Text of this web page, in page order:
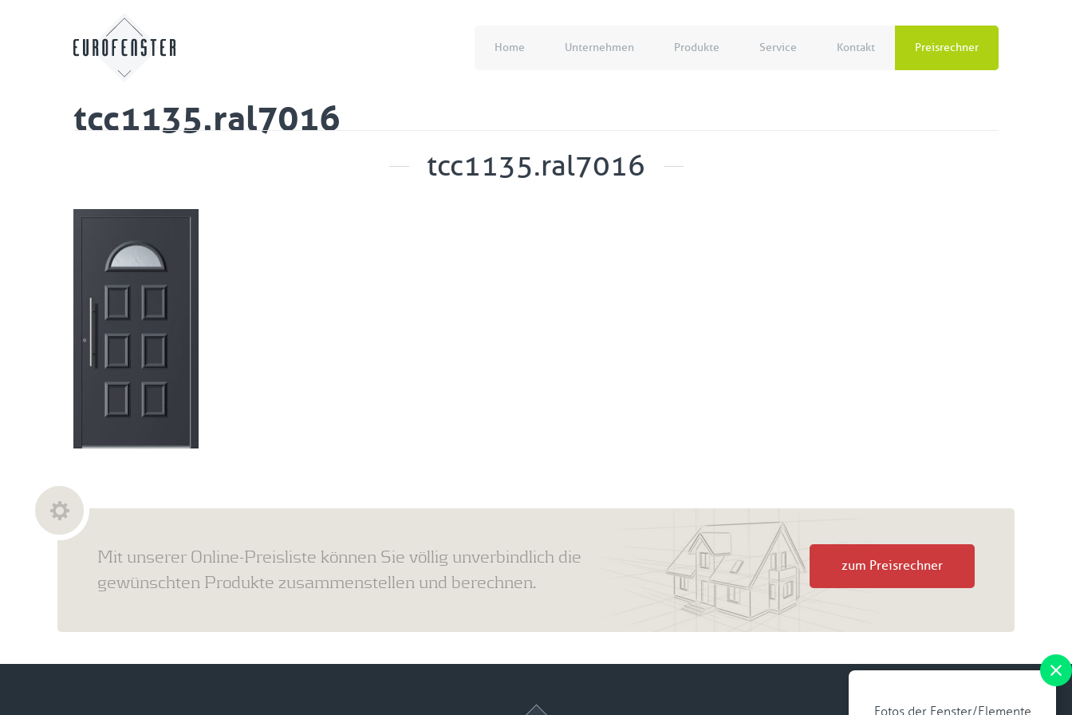
Home Unternehmen Produkte Service Kontakt Preisrechner
tcc1135.ral7016
tcc1135.ral7016
Fotos der Fenster/Elemente
Mit unserer Online-Preisliste können Sie völlig unverbindlich die
gewünschten Produkte zusammenstellen und berechnen.
zum Preisrechner